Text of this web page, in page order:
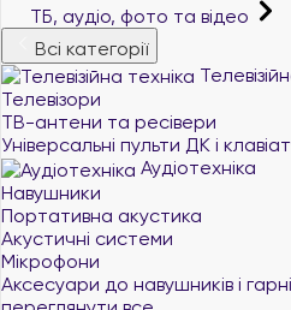
ТБ, аудіо, фото та відео
Всі категорії
Телевізори
ТВ-антени та ресівери
Універсальні пульти ДК і
Аудіотехніка
Навушники
Портативна акустика
Акустичні системи
Мікрофони
Аксесуари до навушників і